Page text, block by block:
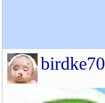
birdke70